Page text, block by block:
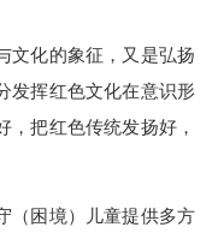
文化的象征，又是弘扬
发挥红色文化在意识形
，把红色传统发扬好，
（困境）儿童提供多方